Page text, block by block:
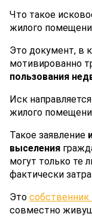
Что такое
жилого
Это документ, в
мотивированно
пользования
Иск
жилого
Такое заявление
выселения
могут только те
фактически
Это
совместно